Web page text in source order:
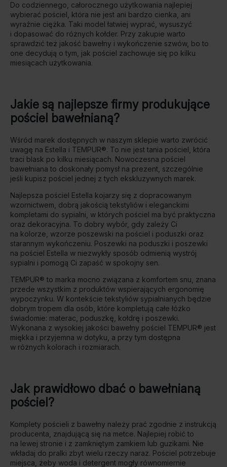
Do codziennego, całorocznego użytkowania najlepiej
wybierać pościel, która nie jest ani bardzo cienka, ani
wyraźnie ciężka. Taki model łatwiej wyprać, wysuszyć
i dopasować do różnych kołder. Przy zakupie warto
sprawdzić też jakość bawełny i wykończenie szwów, bo to
one decydują o tym, jak pościel zachowuje się po kilku
miesiącach użytkowania.
Jakie są najlepsze firmy produkujące
pościel bawełnianą?
Wśród marek dostępnych w naszym sklepie warto zwrócić
uwagę na Estella i TEMPUR®. To nie jest tania pościel, która
traci blask po kilku miesiącach. Nowoczesna pościel
bawełniana to doskonały pomysł na prezent, szczególnie
jeśli kupisz pościel jednej z tych ekskluzywnych marek.
Najlepsza pościel Estella kojarzy się z dopracowanym
wzornictwem, dobrą jakością tekstyliów i eleganckimi
kompletami do sypialni, w których pościel ma być praktyczna
oraz dekoracyjna. To dobry wybór, gdy zależy Ci
na kolorze, wzorze poszewski na pościel i poduszki oraz
starannym wykończeniu. Poszewki na poduszki i poszewki
na pościel Estella w niezwykły sposób odmienią wystrój
sypialni i pomogą Ci zapaść w spokojny sen.
TEMPUR® to marka mocno związana z komfortem snu, znana
przede wszystkim z produktów wspierających ergonomię
wypoczynku. W kontekście tekstyliów sypialnianych będzie
dobrym tropem dla osób, które kompletują całe łóżko
świadomie: materac, poduszkę, kołdrę i poszewki.
Wykonana z wysokiej jakości bawełny pościel TEMPUR® jest
miękka i przyjemna w dotyku, a przy tym dostępna
w różnych kolorach i rozmiarach.
Jak prawidłowo dbać o bawełnianą
pościel?
Komplety pościeli z bawełny należy prać zgodnie z instrukcją
producenta, znajdującą się na metce. Najlepiej robić to
na lewej stronie i z zamkniętym zamkiem lub guzikami. Nie
wkładaj do pralki zbyt wielu rzeczy naraz. Pościel potrzebuje
miejsca, żeby woda i detergent mogły równomiernie